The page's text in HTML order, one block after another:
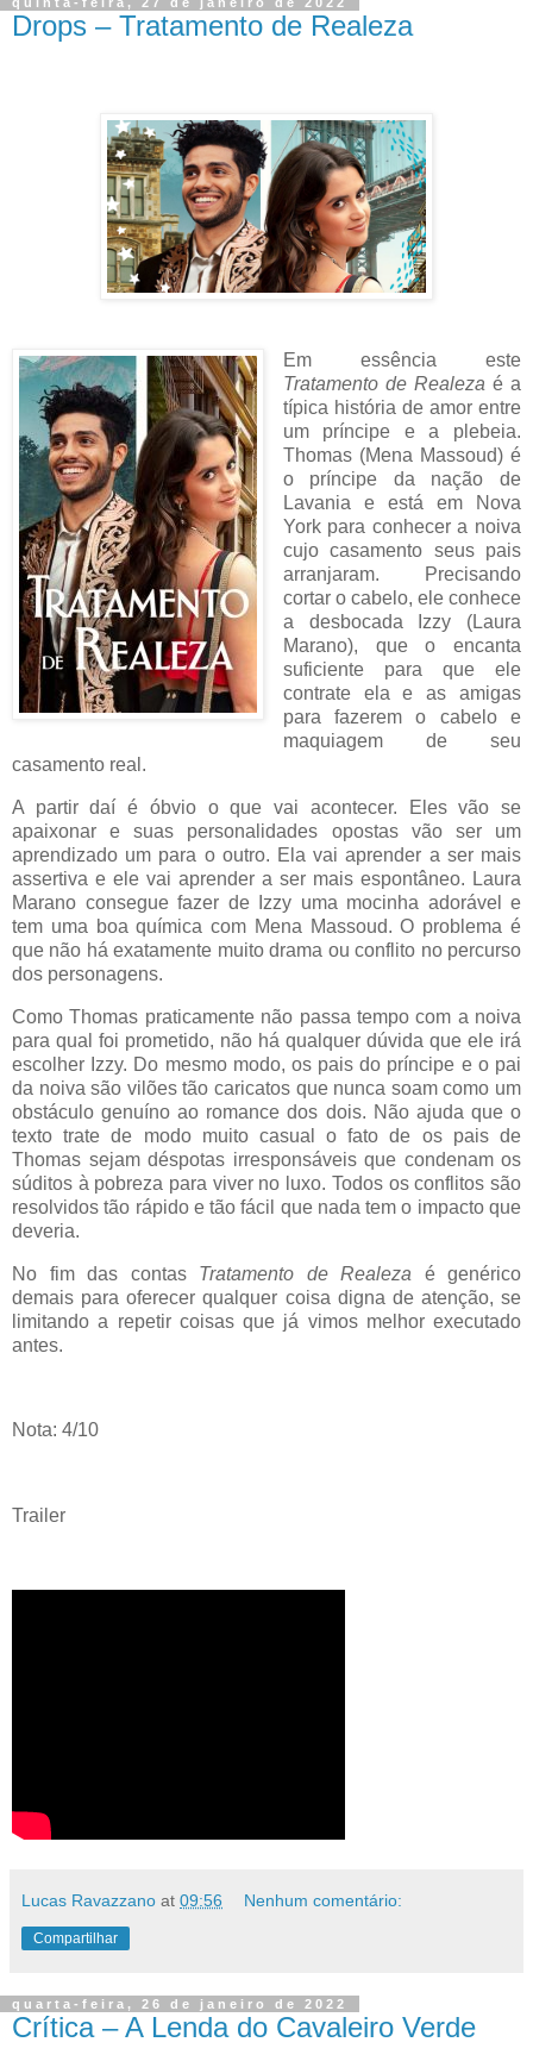
Drops – Tratamento de Realeza
Em essência este
Tratamento de Realeza é a
típica história de amor entre
um príncipe e a plebeia.
Thomas (Mena Massoud) é
o príncipe da nação de
Lavania e está em Nova
York para conhecer a noiva
cujo casamento seus pais
arranjaram. Precisando
cortar o cabelo, ele conhece
a desbocada Izzy (Laura
Marano), que o encanta
suficiente para que ele
contrate ela e as amigas
para fazerem o cabelo e
maquiagem de seu
casamento real.
A partir daí é óbvio o que vai acontecer. Eles vão se
apaixonar e suas personalidades opostas vão ser um
aprendizado um para o outro. Ela vai aprender a ser mais
assertiva e ele vai aprender a ser mais espontâneo. Laura
Marano consegue fazer de Izzy uma mocinha adorável e
tem uma boa química com Mena Massoud. O problema é
que não há exatamente muito drama ou conflito no percurso
dos personagens.
Como Thomas praticamente não passa tempo com a noiva
para qual foi prometido, não há qualquer dúvida que ele irá
escolher Izzy. Do mesmo modo, os pais do príncipe e o pai
da noiva são vilões tão caricatos que nunca soam como um
obstáculo genuíno ao romance dos dois. Não ajuda que o
texto trate de modo muito casual o fato de os pais de
Thomas sejam déspotas irresponsáveis que condenam os
súditos à pobreza para viver no luxo. Todos os conflitos são
resolvidos tão rápido e tão fácil que nada tem o impacto que
deveria.
No fim das contas Tratamento de Realeza é genérico
demais para oferecer qualquer coisa digna de atenção, se
limitando a repetir coisas que já vimos melhor executado
antes.
Nota: 4/10
Trailer
Lucas Ravazzano at 09:56 Nenhum comentário:
Compartilhar
quarta-feira, 26 de janeiro de 2022
Crítica – A Lenda do Cavaleiro Verde